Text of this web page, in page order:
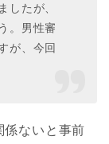
したが、
。男性審
が、今回
係ないと事前